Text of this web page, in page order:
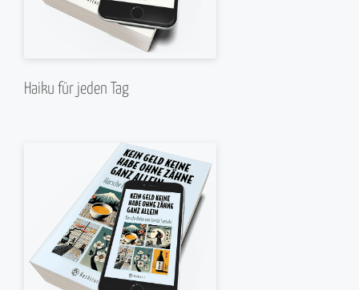
Haiku für jeden Tag